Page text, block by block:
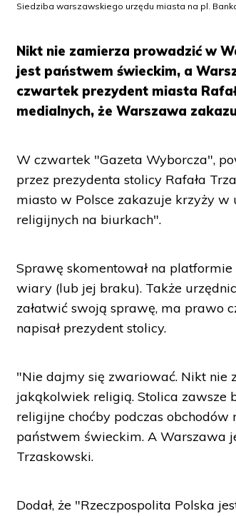
Siedziba warszawskiego urzędu miasta na pl.
Nikt nie zamierza prowadzić w
jest państwem świeckim, a
czwartek prezydent miasta
medialnych, że Warszawa
W czwartek "Gazeta Wyborcza",
przez prezydenta stolicy Rafała
miasto w Polsce zakazuje krzyży
religijnych na biurkach".
Sprawę skomentował na
wiary (lub jej braku). Także
załatwić swoją sprawę, ma prawo
napisał prezydent stolicy.
"Nie dajmy się zwariować. Nikt
jakąkolwiek religią. Stolica zawsze
religijne choćby podczas
państwem świeckim. A Warszawa
Trzaskowski.
Dodał, że "Rzeczpospolita Polska